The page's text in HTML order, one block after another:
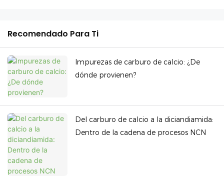
Recomendado Para Ti
Impurezas de carburo de calcio: ¿De
dónde provienen?
Del carburo de calcio a la diciandiamida:
Dentro de la cadena de procesos NCN